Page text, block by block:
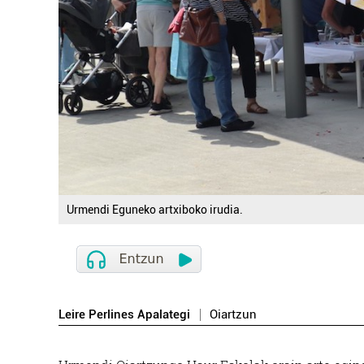
Urmendi Eguneko artxiboko irudia.
Leire Perlines Apalategi Oiartzun